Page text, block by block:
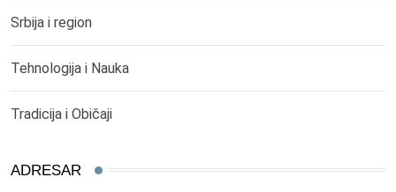
Srbija i region
Tehnologija i Nauka
Tradicija i Običaji
ADRESAR